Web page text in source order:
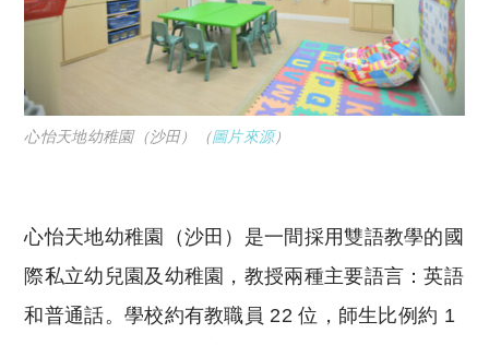
心怡天地幼稚園（沙田）（圖片來源）
心怡天地幼稚園（沙田）是一間採用雙語教學的國
際私立幼兒園及幼稚園，教授兩種主要語言：英語
和普通話。學校約有教職員 22 位，師生比例約 1